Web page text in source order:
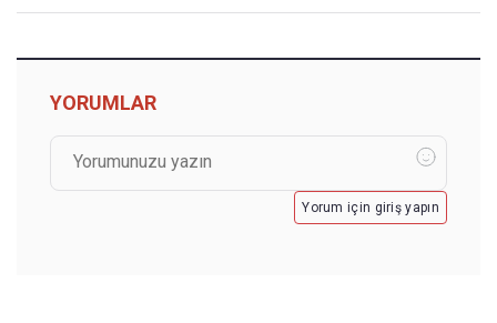
YORUMLAR
Yorum için giriş yapın